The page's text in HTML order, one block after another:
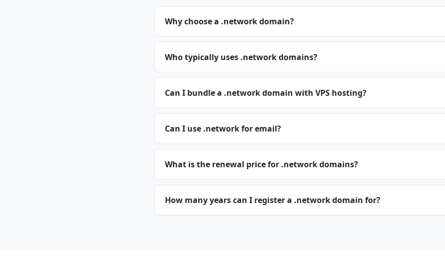
Why choose a .network domain?
Who typically uses .network domains?
Can I bundle a .network domain with VPS hosting?
Can I use .network for email?
What is the renewal price for .network domains?
How many years can I register a .network domain for?